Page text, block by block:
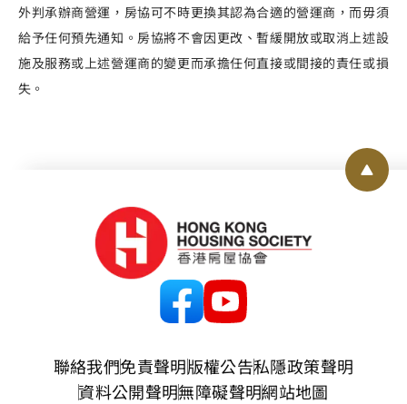
外判承辦商營運，房協可不時更換其認為合適的營運商，而毋須
給予任何預先通知。房協將不會因更改、暫緩開放或取消上述設
施及服務或上述營運商的變更而承擔任何直接或間接的責任或損
失。
聯絡我們免責聲明版權公告私隱政策聲明
資料公開聲明無障礙聲明網站地圖